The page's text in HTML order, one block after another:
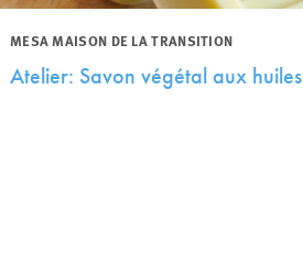
MESA MAISON DE LA TRANSITION
Atelier: Savon végétal aux huiles